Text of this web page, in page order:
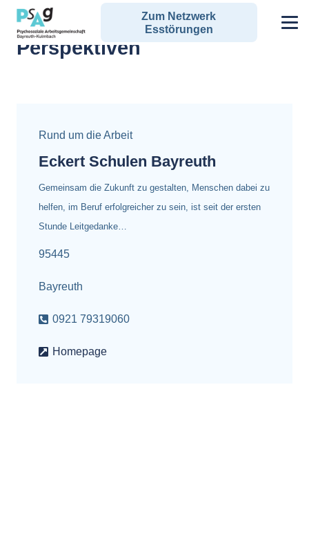
Zum Netzwerk
Esstörungen
Alle Angebote zum Schlagwort:
Perspektiven
Rund um die Arbeit
Eckert Schulen Bayreuth
Gemeinsam die Zukunft zu gestalten, Menschen dabei zu
helfen, im Beruf erfolgreicher zu sein, ist seit der ersten
Stunde Leitgedanke…
95445
Bayreuth
0921 79319060
Homepage